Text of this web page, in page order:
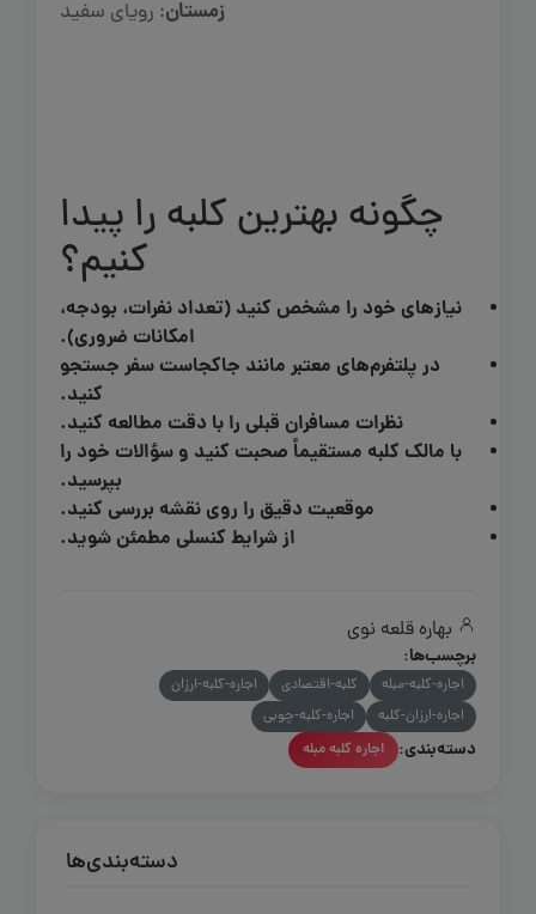
زمستان: رویای سفید
چگونه بهترین کلبه را پیدا
کنیم؟
نیازهای خود را مشخص کنید (تعداد نفرات، بودجه،
امکانات ضروری).
در پلتفرم‌های معتبر مانند جاکجاست سفر جستجو
کنید.
نظرات مسافران قبلی را با دقت مطالعه کنید.
با مالک کلبه مستقیماً صحبت کنید و سؤالات خود را
بپرسید.
موقعیت دقیق را روی نقشه بررسی کنید.
از شرایط کنسلی مطمئن شوید.
بهاره قلعه نوی
برچسب‌ها:
اجاره-کلبه-مبله کلبه-اقتصادی
اجاره-کلبه-ارزان
اجاره-ارزان-کلبه
اجاره-کلبه-چوبی
دسته‌بندی: اجاره کلبه مبله
دسته‌بندی‌ها